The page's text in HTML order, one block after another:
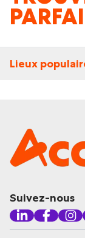
Lieux
Suivez-nous